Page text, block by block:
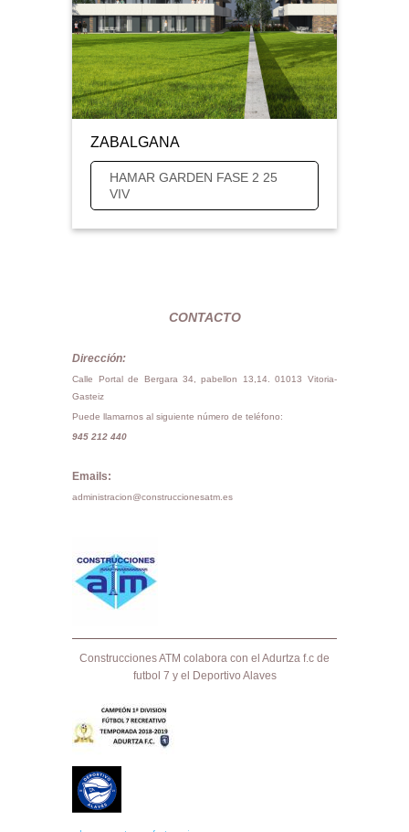
ZABALGANA
HAMAR GARDEN FASE 2 25
VIV
CONTACTO
Dirección:
Calle Portal de Bergara 34, pabellon 13,14. 01013 Vitoria-
Gasteiz
Puede llamarnos al siguiente número de teléfono:
945 212 440
Emails:
administracion@construccionesatm.es
Construcciones ATM colabora con el Adurtza f.c de
futbol 7 y el Deportivo Alaves